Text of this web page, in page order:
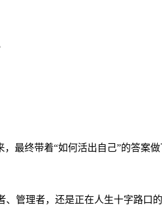
，最终带着“如何活出自己”的答案
管理者，还是正在人生十字路口